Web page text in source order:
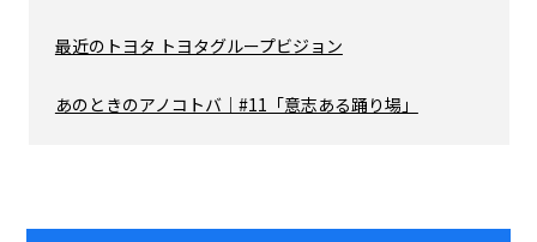
最近のトヨタ トヨタグループビジョン
あのときのアノコトバ｜#11「意志ある踊り場」